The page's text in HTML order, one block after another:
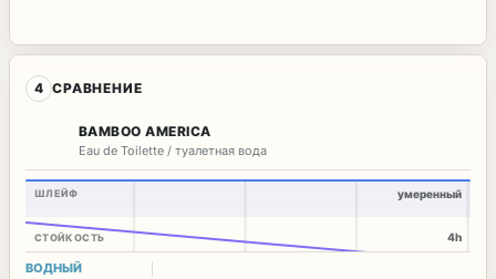
4 СРАВНЕНИЕ
BAMBOO AMERICA
Eau de Toilette / туалетная вода
ШЛЕЙФ
СТОЙКОСТЬ
умеренный
4h
ВОДНЫЙ